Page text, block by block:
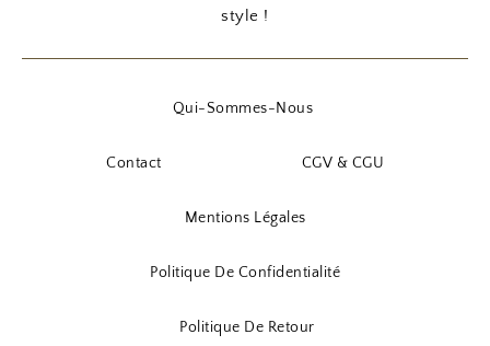
style !
Qui-Sommes-Nous
Contact CGV & CGU
Mentions Légales
Politique De Confidentialité
Politique De Retour